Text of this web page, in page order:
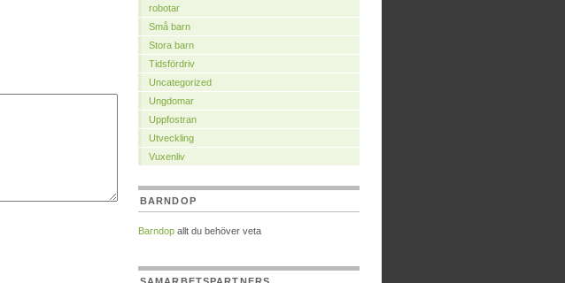
robotar
Små barn
Stora barn
Tidsfördriv
Uncategorized
Ungdomar
Uppfostran
Utveckling
Vuxenliv
BARNDOP
Barndop allt du behöver veta